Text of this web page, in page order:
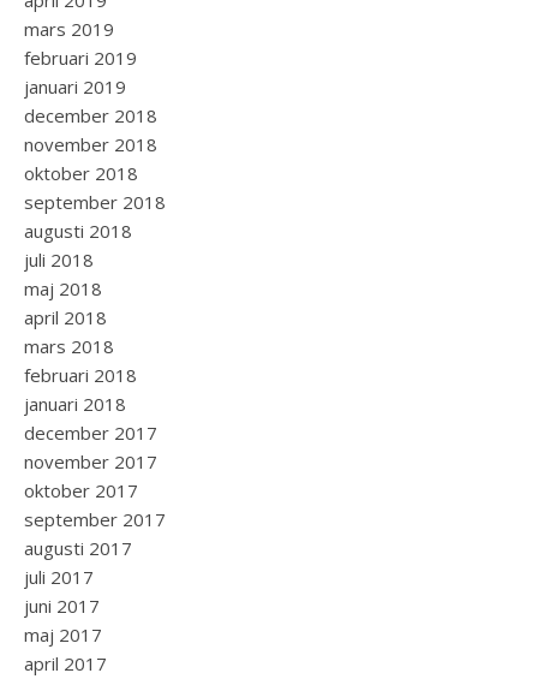
mars 2019
februari 2019
januari 2019
december 2018
november 2018
oktober 2018
september 2018
augusti 2018
juli 2018
maj 2018
april 2018
mars 2018
februari 2018
januari 2018
december 2017
november 2017
oktober 2017
september 2017
augusti 2017
juli 2017
juni 2017
maj 2017
april 2017